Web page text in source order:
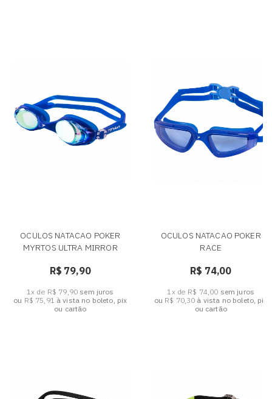
OCULOS NATACAO POKER
MYRTOS ULTRA MIRROR
R$ 79,90
1x de R$ 79,90 sem juros
ou R$ 75,91 à vista no boleto, pix
ou cartão
OCULOS NATACAO POKER
RACE
R$ 74,00
1x de R$ 74,00 sem juros
ou R$ 70,30 à vista no boleto, pix
ou cartão